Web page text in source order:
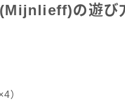
の遊び
）